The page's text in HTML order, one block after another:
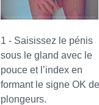
1 - Saisissez le pénis
sous le gland avec le
pouce et l’index en
formant le signe OK
plongeurs.